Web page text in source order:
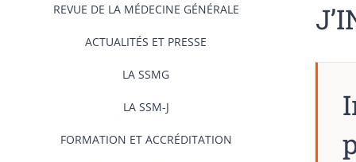
REVUE DE LA MÉDECINE GÉNÉRALE
ACTUALITÉS ET PRESSE
LA SSMG
LA SSM-J
FORMATION ET ACCRÉDITATION